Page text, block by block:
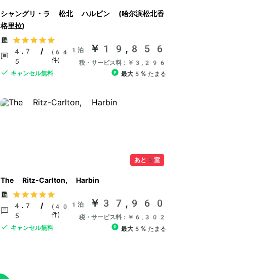
シャングリ・ラ 松北 ハルピン (哈尔滨松北香
格里拉)
4.7 /
5
(64
件)
キャンセル無料
1泊 ￥19,856
税・サービス料：￥3,296
最大5% たまる
あと5室
The Ritz-Carlton, Harbin
4.7 /
5
(40
件)
キャンセル無料
1泊 ￥37,960
税・サービス料：￥6,302
最大5% たまる